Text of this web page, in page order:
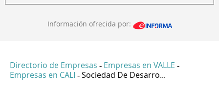
Información ofrecida por:
Directorio de Empresas - Empresas en VALLE -
Empresas en CALI - Sociedad De Desarro...